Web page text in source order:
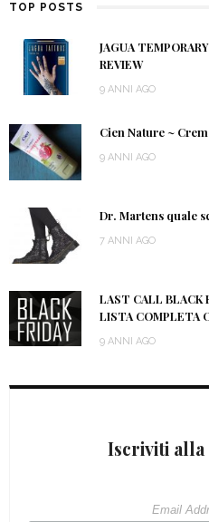
TOP POSTS
JAGUA
REVIEW
9 ANNI AGO
Cien Nature ~
9 ANNI AGO
Dr. Martens quale
7 ANNI AGO
LAST CALL BLACK
LISTA COMPLETA
9 ANNI AGO
Iscriviti
Email